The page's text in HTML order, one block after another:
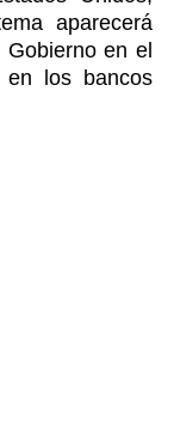
aparecerá
en el
en los bancos